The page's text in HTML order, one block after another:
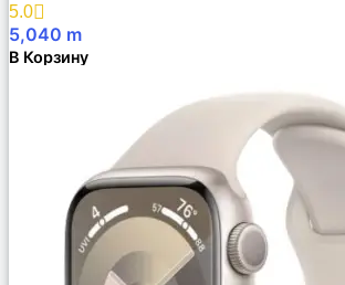
5.0
5,040 m
В Корзину